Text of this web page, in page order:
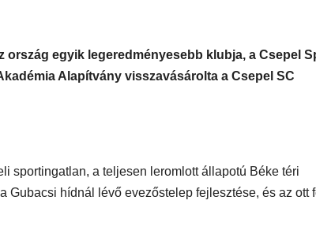
egyik legeredményesebb klubja, a Csepel
Alapítvány visszavásárolta a Csepel SC
sportingatlan, a teljesen leromlott állapotú Béke téri
Gubacsi hídnál lévő evezőstelep fejlesztése, és az ott